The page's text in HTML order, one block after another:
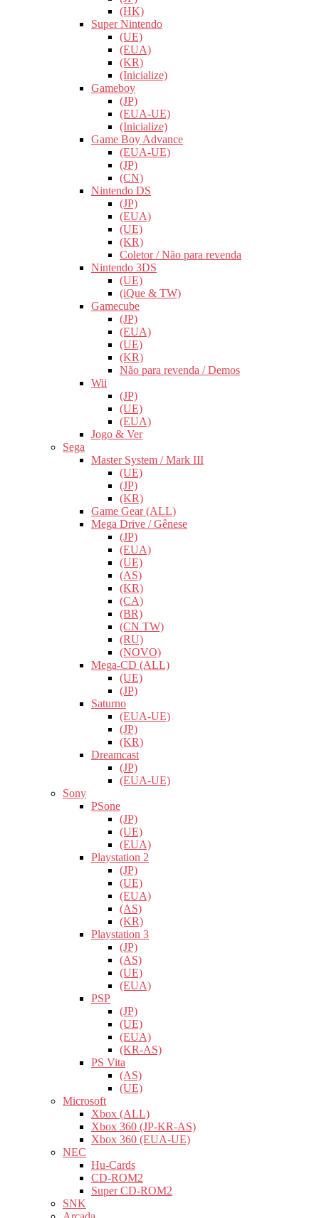
(HK)
Super Nintendo
(UE)
(EUA)
(KR)
(Inicialize)
Gameboy
(JP)
(EUA-UE)
(Inicialize)
Game Boy Advance
(EUA-UE)
(JP)
(CN)
Nintendo DS
(JP)
(EUA)
(UE)
(KR)
Coletor / Não para revenda
Nintendo 3DS
(UE)
(iQue & TW)
Gamecube
(JP)
(EUA)
(UE)
(KR)
Não para revenda / Demos
Wii
(JP)
(UE)
(EUA)
Jogo & Ver
Sega
Master System / Mark III
(UE)
(JP)
(KR)
Game Gear (ALL)
Mega Drive / Gênese
(JP)
(EUA)
(UE)
(AS)
(KR)
(CA)
(BR)
(CN TW)
(RU)
(NOVO)
Mega-CD (ALL)
(UE)
(JP)
Saturno
(EUA-UE)
(JP)
(KR)
Dreamcast
(JP)
(EUA-UE)
Sony
PSone
(JP)
(UE)
(EUA)
Playstation 2
(JP)
(UE)
(EUA)
(AS)
(KR)
Playstation 3
(JP)
(AS)
(UE)
(EUA)
PSP
(JP)
(UE)
(EUA)
(KR-AS)
PS Vita
(AS)
(UE)
Microsoft
Xbox (ALL)
Xbox 360 (JP-KR-AS)
Xbox 360 (EUA-UE)
NEC
Hu-Cards
CD-ROM2
Super CD-ROM2
SNK